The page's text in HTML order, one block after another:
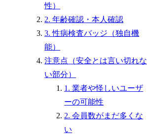
性）
2. 年齢確認・本人確認
3. 性病検査バッジ（独自機
能）
注意点（安全とは言い切れな
い部分）
1. 業者や怪しいユーザ
ーの可能性
2. 会員数がまだ多くな
い